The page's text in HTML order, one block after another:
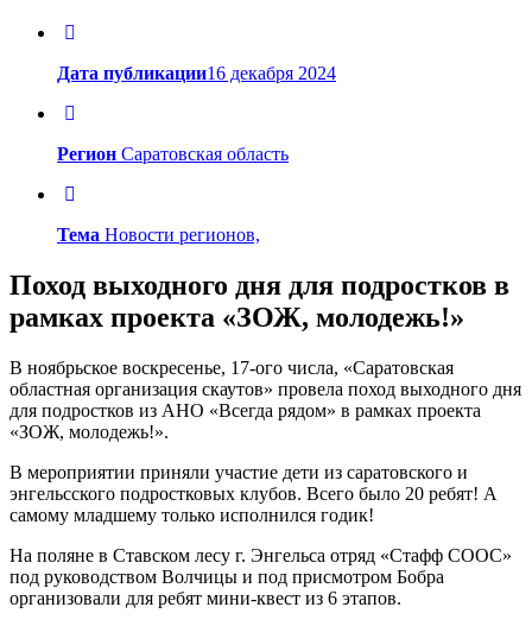
Дата публикации16 декабря 2024
Регион Саратовская область
Тема Новости регионов,
Поход выходного дня для подростков в
рамках проекта «ЗОЖ, молодежь!»
В ноябрьское воскресенье, 17-ого числа, «Саратовская
областная организация скаутов» провела поход выходного дня
для подростков из АНО «Всегда рядом» в рамках проекта
«ЗОЖ, молодежь!».
В мероприятии приняли участие дети из саратовского и
энгельсского подростковых клубов. Всего было 20 ребят! А
самому младшему только исполнился годик!
На поляне в Ставском лесу г. Энгельса отряд «Стафф СООС»
под руководством Волчицы и под присмотром Бобра
организовали для ребят мини-квест из 6 этапов.